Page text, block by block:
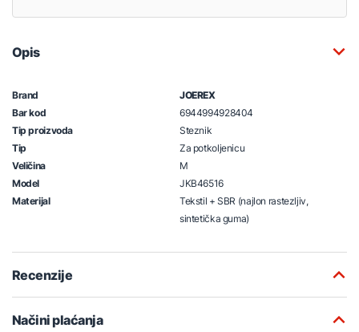
Opis
Brand
JOEREX
Bar kod
6944994928404
Tip proizvoda
Steznik
Tip
Za potkoljenicu
Veličina
M
Model
JKB46516
Materijal
Tekstil + SBR (najlon rastezljiv,
sintetička guma)
Recenzije
Načini plaćanja